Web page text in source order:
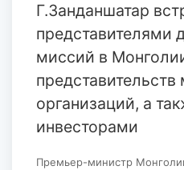
Г.Занданшатар
представителями
миссий в
организаций, а
инвесторами
Премьер-министр